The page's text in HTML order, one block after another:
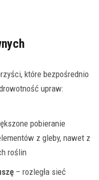
które bezpośrednio
upraw:
pobieranie
z gleby, nawet z
roślin
– rozległa sieć